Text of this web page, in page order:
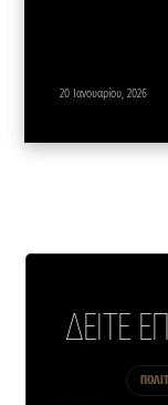
20 Ιανουαρίου, 2026
ΔΕΙΤΕ